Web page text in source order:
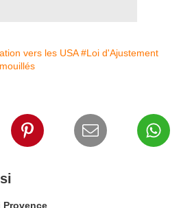
vers les USA #Loi d'Ajustement
Provence